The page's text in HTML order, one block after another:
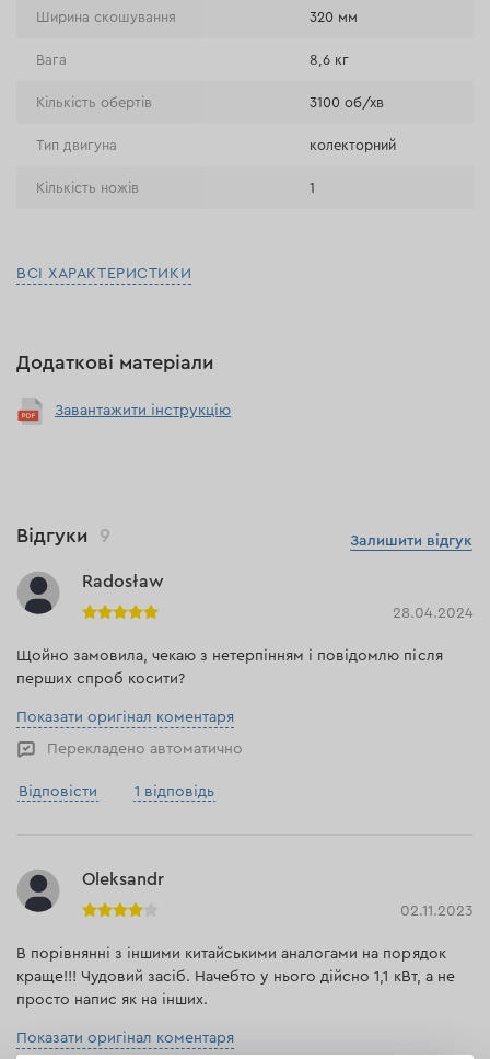
Ширина скошування 320 мм
Вага 8,6 кг
Кількість обертів 3100 об/хв
Тип двигуна колекторний
Кількість ножів 1
ВСІ ХАРАКТЕРИСТИКИ
Додаткові матеріали
Завантажити інструкцію
Залишити відгук
Відгуки 9
Radosław
28.04.2024
Щойно замовила, чекаю з нетерпінням і повідомлю після
перших спроб косити?
Перекладено автоматично
Показати оригінал коментаря
Відповісти 1 відповідь
Oleksandr
02.11.2023
В порівнянні з іншими китайськими аналогами на порядок
краще!!! Чудовий засіб. Начебто у нього дійсно 1,1 кВт, а не
просто напис як на інших.
Показати оригінал коментаря